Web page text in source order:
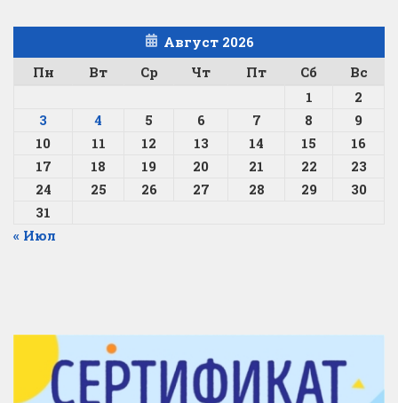
Август 2026
Пн
Вт Ср Чт Пт Сб
Вс
1
2
3
4 5 6 7 8
9
10
11 12 13 14 15
16
17
18 19 20 21 22
23
24
25 26 27 28 29
30
31
« Июл